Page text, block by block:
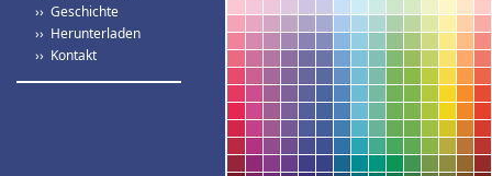
›› Geschichte
›› Herunterladen
›› Kontakt